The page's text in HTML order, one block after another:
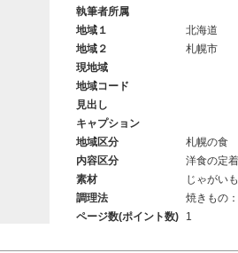
執筆者所属
地域１
北海道
地域２
札幌市
現地域
地域コード
見出し
キャプション
地域区分
札幌の食
内容区分
洋食の定着
素材
じゃがい
調理法
焼きもの
ページ数(ポイント数)
1